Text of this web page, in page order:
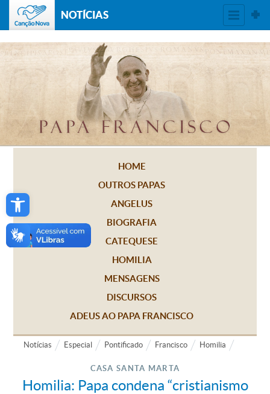
Open toolbar
NOTÍCIAS
HOME
OUTROS PAPAS
ANGELUS
BIOGRAFIA
CATEQUESE
HOMILIA
MENSAGENS
DISCURSOS
ADEUS AO PAPA FRANCISCO
Notícias Especial Pontificado Francisco Homilia
CASA SANTA MARTA
Homilia: Papa condena “cristianismo